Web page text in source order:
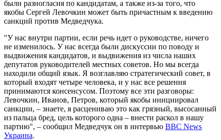
были разногласия по кандидатам, а также из-за того, что
якобы Сергей Левочкин может быть причастным к введению
санкций против Медведчука.
"У нас внутри партии, если речь идет о руководстве, ничего
не изменилось. У нас всегда были дискуссии по поводу и
выдвижения кандидатов, и выдвижения из числа наших
депутатов руководителей местных советов. Но мы всегда
находили общий язык. Я возглавляю стратегический совет, в
который входят четыре человека, и у нас все решения
принимаются консенсусом. Поэтому все эти разговоры:
Левочкин, Иванов, Петров, который якобы инициировал
санкции, – знаете, я расцениваю это как грязный, высосанный
из пальца бред, цель которого одна – внести раскол в нашу
партию", – сообщил Медведчук он в интервью ВВС News
Украина.